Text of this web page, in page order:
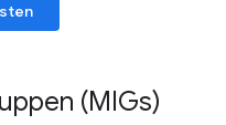
(MIGs)